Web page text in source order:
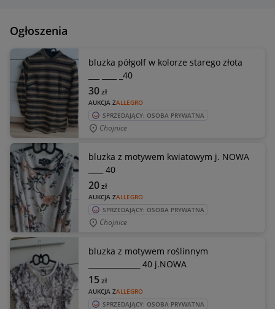
Ogłoszenia
bluzka półgolf w kolorze starego złota
___ ____ _40
AUKCJA ZALLEGRO
30zł
SPRZEDAJĄCY: OSOBA PRYWATNA
Chojnice
bluzka z motywem kwiatowym j. NOWA
____ 40
AUKCJA ZALLEGRO
20zł
SPRZEDAJĄCY: OSOBA PRYWATNA
Chojnice
bluzka z motywem roślinnym
______________ 40 j.NOWA
AUKCJA ZALLEGRO
15zł
SPRZEDAJĄCY: OSOBA PRYWATNA